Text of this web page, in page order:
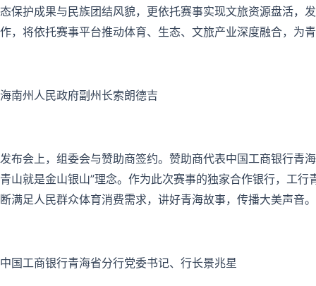
态保护成果与民族团结风貌，更依托赛事实现文旅资源盘活，
作，将依托赛事平台推动体育、生态、文旅产业深度融合，为
海南州人民政府副州长索朗德吉
发布会上，组委会与赞助商签约。赞助商代表中国工商银行青
青山就是金山银山”理念。作为此次赛事的独家合作银行，工
断满足人民群众体育消费需求，讲好青海故事，传播大美声音。
中国工商银行青海省分行党委书记、行长景兆星